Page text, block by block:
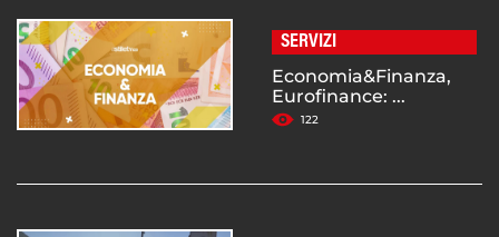
SERVIZI
Economia&Finanza,
Eurofinance: ...
122